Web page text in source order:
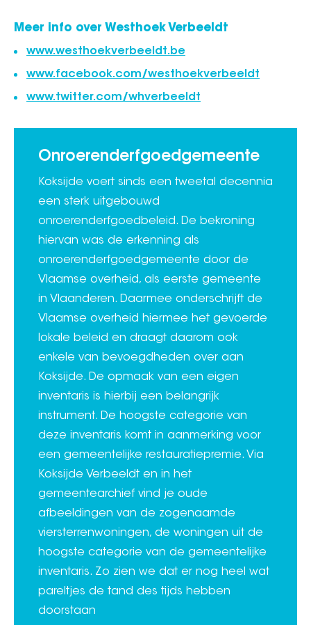
Meer info over Westhoek Verbeeldt
www.westhoekverbeeldt.be
www.facebook.com/westhoekverbeeldt
www.twitter.com/whverbeeldt
Onroerenderfgoedgemeente
Koksijde voert sinds een tweetal decennia
een sterk uitgebouwd
onroerenderfgoedbeleid. De bekroning
hiervan was de erkenning als
onroerenderfgoedgemeente door de
Vlaamse overheid, als eerste gemeente
in Vlaanderen. Daarmee onderschrijft de
Vlaamse overheid hiermee het gevoerde
lokale beleid en draagt daarom ook
enkele van bevoegdheden over aan
Koksijde. De opmaak van een eigen
inventaris is hierbij een belangrijk
instrument. De hoogste categorie van
deze inventaris komt in aanmerking voor
een gemeentelijke restauratiepremie. Via
Koksijde Verbeeldt en in het
gemeentearchief vind je oude
afbeeldingen van de zogenaamde
viersterrenwoningen, de woningen uit de
hoogste categorie van de gemeentelijke
inventaris. Zo zien we dat er nog heel wat
pareltjes de tand des tijds hebben
doorstaan